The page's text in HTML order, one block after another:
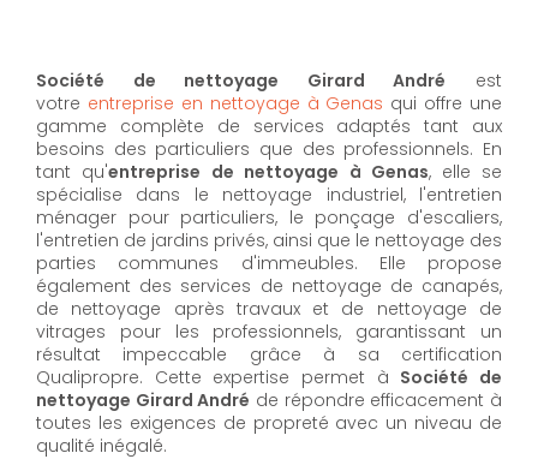
Société de nettoyage Girard André est
votre entreprise en nettoyage à Genas qui offre une
gamme complète de services adaptés tant aux
besoins des particuliers que des professionnels. En
tant qu'entreprise de nettoyage à Genas, elle se
spécialise dans le nettoyage industriel, l'entretien
ménager pour particuliers, le ponçage d'escaliers,
l'entretien de jardins privés, ainsi que le nettoyage des
parties communes d'immeubles. Elle propose
également des services de nettoyage de canapés,
de nettoyage après travaux et de nettoyage de
vitrages pour les professionnels, garantissant un
résultat impeccable grâce à sa certification
Qualipropre. Cette expertise permet à Société de
nettoyage Girard André de répondre efficacement à
toutes les exigences de propreté avec un niveau de
qualité inégalé.